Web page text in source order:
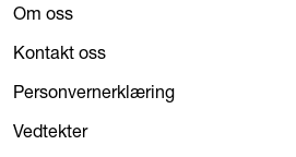
Om oss
Kontakt oss
Personvernerklæring
Vedtekter